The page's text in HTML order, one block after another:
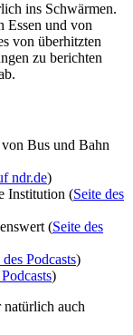
ins Schwärmen.
Essen und von
von überhitzten
zu berichten
Bus und Bahn
ndr.de)
Institution (Seite des
(Seite des
des Podcasts)
)
auch